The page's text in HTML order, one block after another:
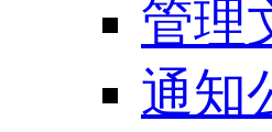
管理
通知